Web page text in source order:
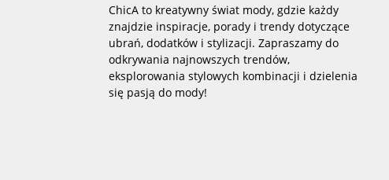
ChicA to kreatywny świat mody, gdzie każdy
znajdzie inspiracje, porady i trendy dotyczące
ubrań, dodatków i stylizacji. Zapraszamy do
odkrywania najnowszych trendów,
eksplorowania stylowych kombinacji i dzielenia
się pasją do mody!